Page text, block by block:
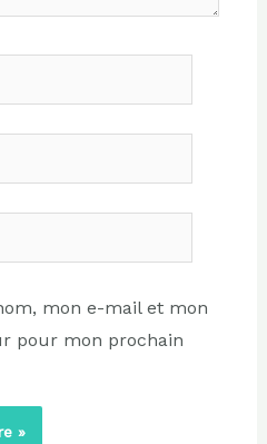
mon e-mail et mon
pour mon prochain